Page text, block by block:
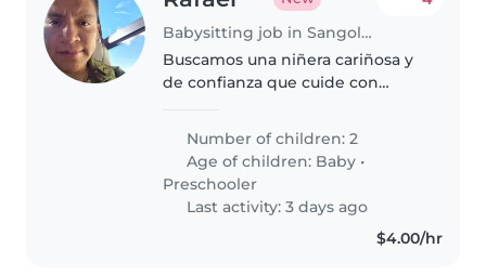
Babysitting job in Sangolquí
Buscamos una niñera cariñosa y
de confianza que cuide con
pequeñas, una bebé y una niña
de 4 años . Si te gusta cocinar,
ayudar con las tareas del hogar o
apoyar..
Number of children: 2
Age of children: Baby •
Preschooler
Last activity: 3 days ago
$4.00/hr